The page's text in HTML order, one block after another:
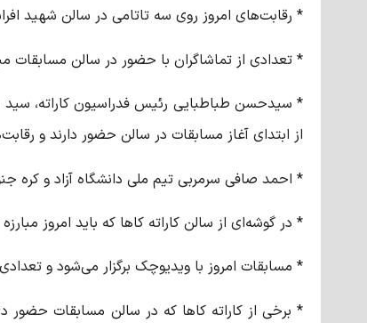
* رقابت‌های امروز روی سه تاتامی در سالن شهید
* تعدادی از تماشاگران با حضور در سالن مسابقات
* سیدحسن طباطبایی رئیس فدراسیون کاراته، سید
از ابتدای آغاز مسابقات در سالن حضور دارند و
* احمد صافی سرمربی تیم ملی دانشگاه آزاد و کره
* در گوشه‌ای از سالن کاراته کاها که باید امروز
* مسابقات امروز با ویدیوچک برگزار می‌شود و
* برخی از کاراتهکاها که در سالن مسابقات حضور